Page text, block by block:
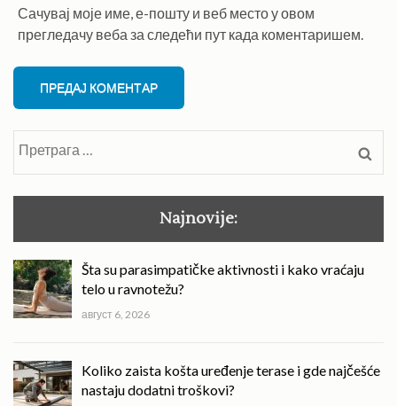
Сачувај моје име, е-пошту и веб место у овом
прегледачу веба за следећи пут када коментаришем.
Najnovije:
Šta su parasimpatičke aktivnosti i kako vraćaju
telo u ravnotežu?
август 6, 2026
Koliko zaista košta uređenje terase i gde najčešće
nastaju dodatni troškovi?